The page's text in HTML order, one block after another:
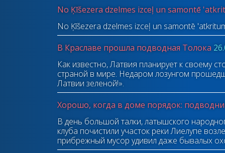
No Ķīšezera dzelmes izceļ un samontē
No Ķīšezera dzelmes izceļ un samontē
В Краславе прошла подводная Толока
Как известно, Латвия планирует к своему
страной в мире. Недаром лозунгом
Латвии зеленой!».
Хорошо, когда в доме порядок:
В день большой талки, латышского
клуба почистили участок реки Лиелупе
прибрежный мусор удивил даже бывалых